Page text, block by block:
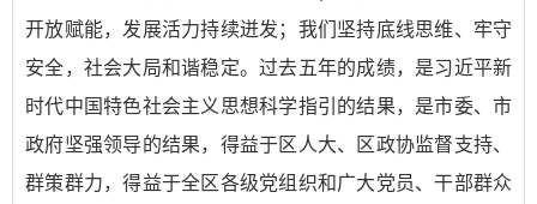
开放赋能，发展活力持续迸发；我们坚持底线思维、牢守
安全，社会大局和谐稳定。过去五年的成绩，是习近平新
时代中国特色社会主义思想科学指引的结果，是市委、市
政府坚强领导的结果，得益于区人大、区政协监督支持、
群策群力，得益于全区各级党组织和广大党员、干部群众